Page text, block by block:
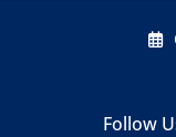
Follow